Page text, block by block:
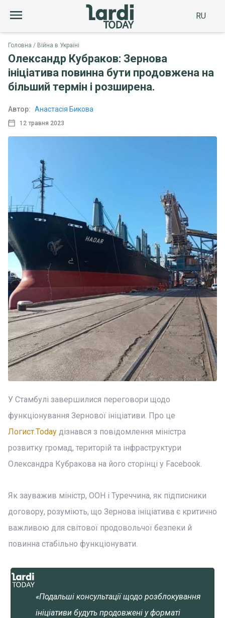
RU
Головна Війна в Україні
Олександр Кубраков: Зернова
ініціатива повинна бути продовжена на
більший термін і розширена.
12 травня 2023
Автор: Анастасія Бикова
У Стамбулі завершилися переговори щодо
функціонування Зернової ініціативи. Про це
Логист.Today дізнався з повідомлення міністра
розвитку громад, територій та інфраструктури
Олександра Кубракова на його сторінці у Facebook.
Як зауважив міністр, ООН і Туреччина, як підписники
договору, розуміють, що Зернова ініціатива є критично
важливою для світової продовольчої безпеки й
повинна стабільно функціонувати.
«Подальші консультації щодо розблокування
ініціативи будуть продовжені у форматі